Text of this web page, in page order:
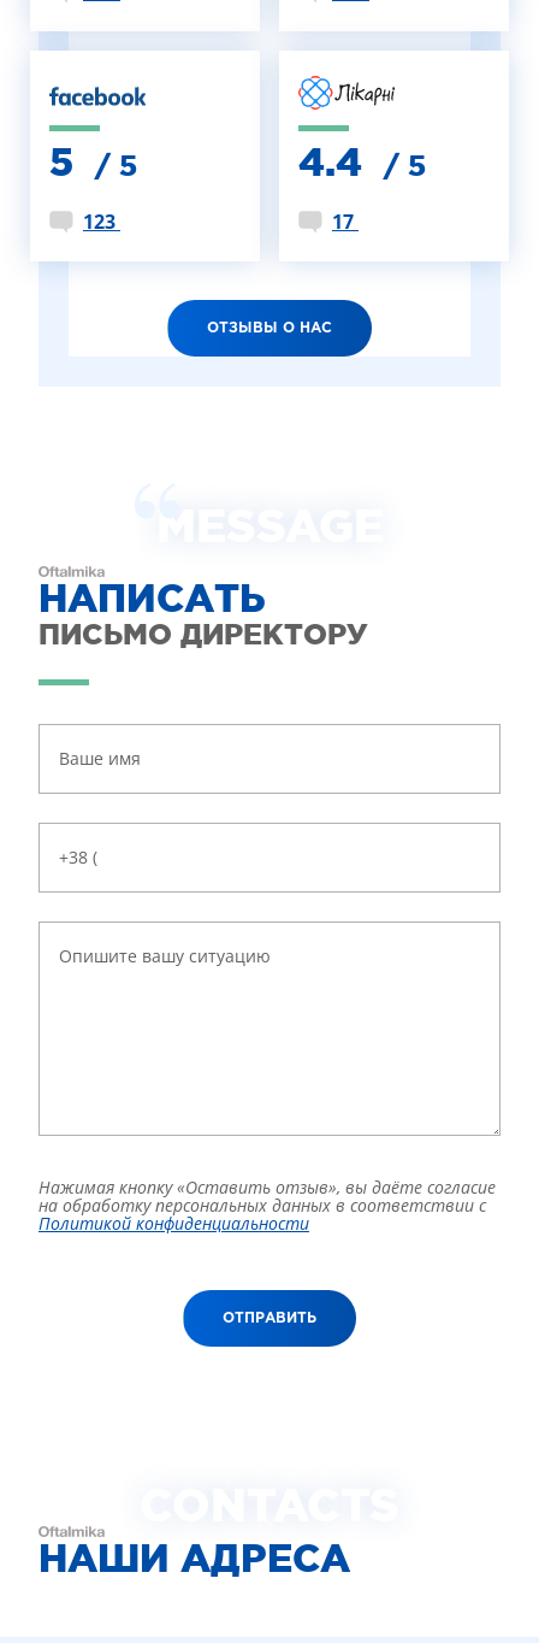
5 / 5
123
4.4 / 5
17
ОТЗЫВЫ О НАС
НАПИСАТЬ
ПИСЬМО ДИРЕКТОРУ
Нажимая кнопку «Оставить отзыв», вы даёте согласие
на обработку персональных данных в соответствии с
Политикой конфиденциальности
ОТПРАВИТЬ
НАШИ АДРЕСА